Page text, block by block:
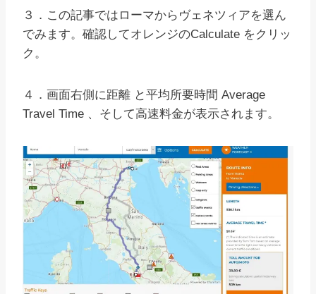
３．この記事ではローマからヴェネツィアを選ん
でみます。確認してオレンジのCalculate をクリッ
ク。
４．画面右側に距離 と平均所要時間 Average
Travel Time 、そして高速料金が表示されます。